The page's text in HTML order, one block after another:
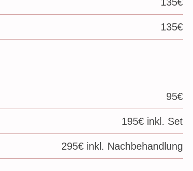
135€
135€
95€
195€ inkl. Set
295€ inkl. Nachbehandlung